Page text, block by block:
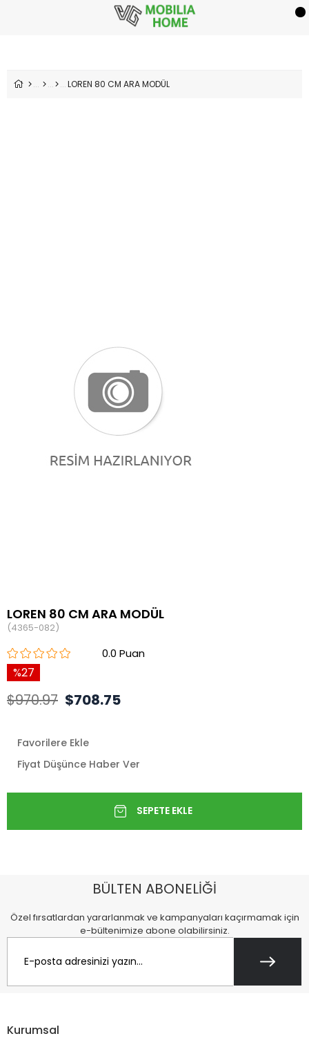
LOREN 80 CM ARA MODÜL
LOREN 80 CM ARA MODÜL
(4365-082)
0.0
27
$970.97 $708.75
Favorilere Ekle
Fiyat Düşünce Haber Ver
BÜLTEN ABONELİĞİ
Özel fırsatlardan yararlanmak ve kampanyaları kaçırmamak için
e-bültenimize abone olabilirsiniz.
Kurumsal